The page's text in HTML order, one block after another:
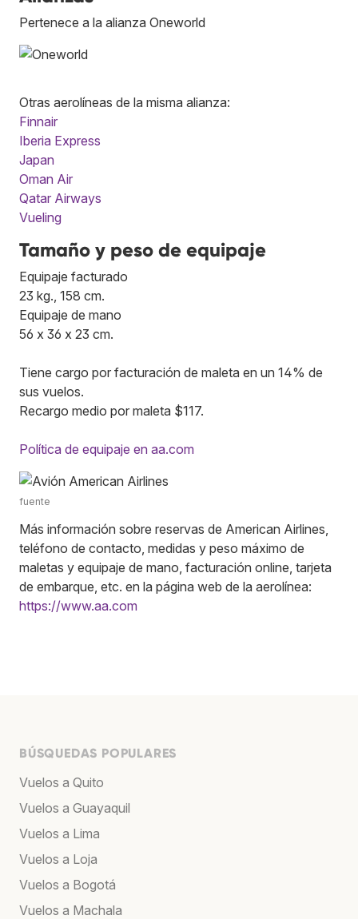
Pertenece a la alianza Oneworld
Otras aerolíneas de la misma alianza:
Finnair
Iberia Express
Japan
Oman Air
Qatar Airways
Vueling
Tamaño y peso de equipaje
Equipaje facturado
23 kg., 158 cm.
Equipaje de mano
56 x 36 x 23 cm.
Tiene cargo por facturación de maleta en un 14% de
sus vuelos.
Recargo medio por maleta $117.
Política de equipaje en aa.com
fuente
Más información sobre reservas de American Airlines,
teléfono de contacto, medidas y peso máximo de
maletas y equipaje de mano, facturación online, tarjeta
de embarque, etc. en la página web de la aerolínea:
https://www.aa.com
BÚSQUEDAS POPULARES
Vuelos a Quito
Vuelos a Guayaquil
Vuelos a Lima
Vuelos a Loja
Vuelos a Bogotá
Vuelos a Machala